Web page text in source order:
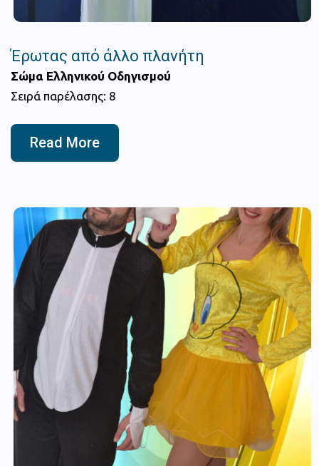
Έρωτας από άλλο πλανήτη
Σώμα Ελληνικού Οδηγισμού
Σειρά παρέλασης: 8
Read More